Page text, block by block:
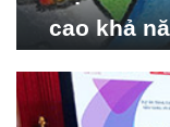
cao khả